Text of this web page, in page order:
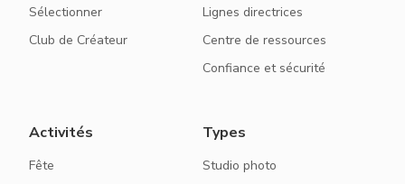
Sélectionner
Club de Créateur
Lignes directrices
Centre de ressources
Confiance et sécurité
Activités
Fête
Types
Studio photo